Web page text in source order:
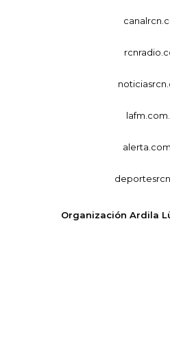
Organización Ardila